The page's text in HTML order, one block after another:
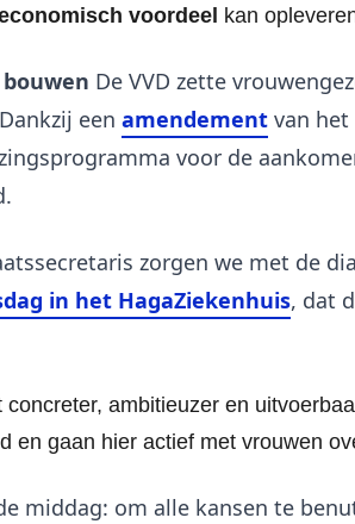
voordeel kan
De VVD zette
een amendement van het
voor de
zorgen we met de
in het HagaZiekenhuis, dat
ambitieuzer en
en gaan hier actief met vrouwen
middag: om alle kansen te